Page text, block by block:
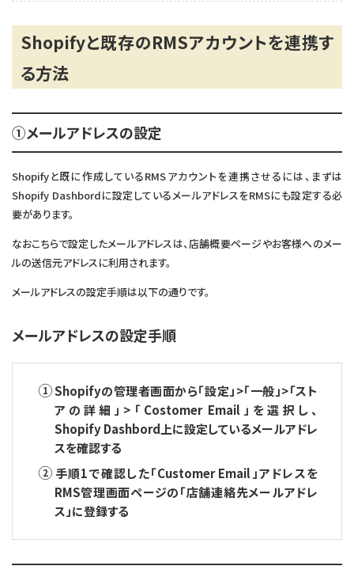
Shopifyと既存のRMSアカウントを連携す
る方法
①メールアドレスの設定
Shopifyと既に作成しているRMSアカウントを連携させるには、まずは
Shopify Dashbordに設定しているメールアドレスをRMSにも設定する必
要があります。
なおこちらで設定したメールアドレスは、店舗概要ページやお客様へのメー
ルの送信元アドレスに利用されます。
メールアドレスの設定手順は以下の通りです。
メールアドレスの設定手順
Shopifyの管理者画面から「設定」>「一般」>「スト
アの詳細」>「Costomer Email」を選択し、
Shopify Dashbord上に設定しているメールアドレ
スを確認する
手順1で確認した「Customer Email」アドレスを
RMS管理画面ページの「店舗連絡先メールアドレ
ス」に登録する